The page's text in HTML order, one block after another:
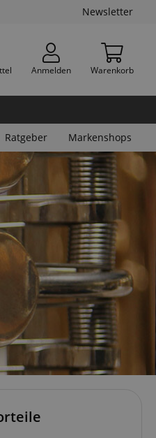
Newsletter
Anmelden Warenkorb
Ratgeber Markenshops